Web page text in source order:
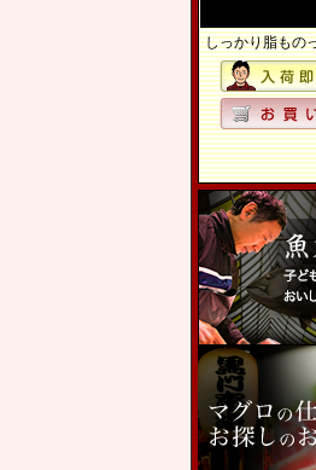
しっかり脂もの